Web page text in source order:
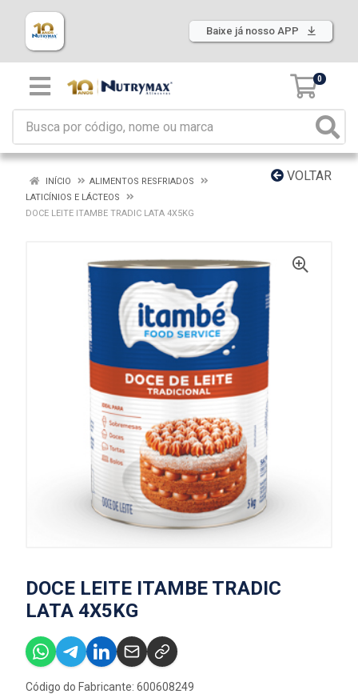
Baixe já nosso APP
0
VOLTAR
INÍCIO
ALIMENTOS RESFRIADOS
LATICÍNIOS E LÁCTEOS
DOCE LEITE ITAMBE TRADIC LATA 4X5KG
DOCE LEITE ITAMBE TRADIC
LATA 4X5KG
Código do Fabricante: 600608249